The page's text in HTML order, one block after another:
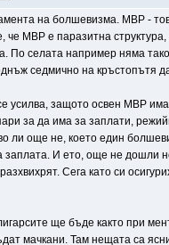
на болшевизма. МВР -
че МВР е паразитна
По селата например няма
седмично на кръстопътя
усилва, защото освен МВР има
за да има за заплати,
ли още не, което един
И ето, още не дошли
Сега като си
ще бъде както при
мачкани. Там нещата са